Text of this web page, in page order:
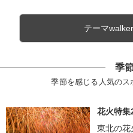
テーマ
季
季節を感じる人気の
花火特集
東北の花